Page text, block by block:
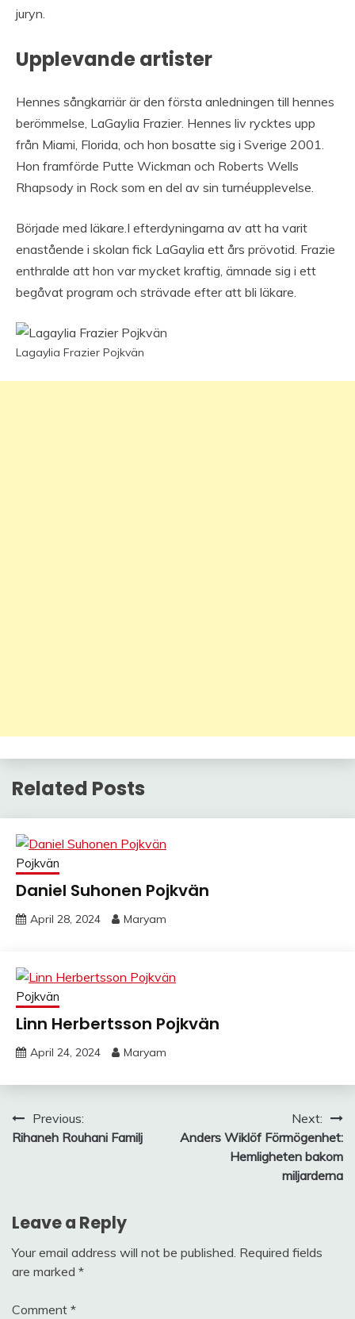
juryn.
Upplevande artister
Hennes sångkarriär är den första anledningen till hennes
berömmelse, LaGaylia Frazier. Hennes liv rycktes upp
från Miami, Florida, och hon bosatte sig i Sverige 2001.
Hon framförde Putte Wickman och Roberts Wells
Rhapsody in Rock som en del av sin turnéupplevelse.
Började med läkare.I efterdyningarna av att ha varit
enastående i skolan fick LaGaylia ett års prövotid. Frazie
enthralde att hon var mycket kraftig, ämnade sig i ett
begåvat program och strävade efter att bli läkare.
Lagaylia Frazier Pojkvän
Related Posts
Pojkvän
Daniel Suhonen Pojkvän
April 28, 2024 Maryam
Pojkvän
Linn Herbertsson Pojkvän
April 24, 2024 Maryam
Post
navigation
Previous:
Rihaneh Rouhani Familj
Next:
Anders Wiklöf Förmögenhet:
Hemligheten bakom
miljarderna
Leave a Reply
Your email address will not be published. Required fields
are marked *
Comment *